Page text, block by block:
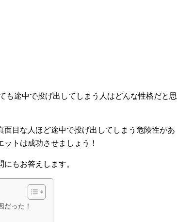
も途中で投げ出してしまう人はどんな性格だと思
目な人ほど途中で投げ出してしまう危険性があ
トは成功させましょう！
もお答えします。
だった！